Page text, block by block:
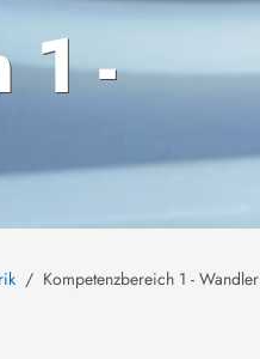
1 -
Kompetenzbereich 1 - Wandler